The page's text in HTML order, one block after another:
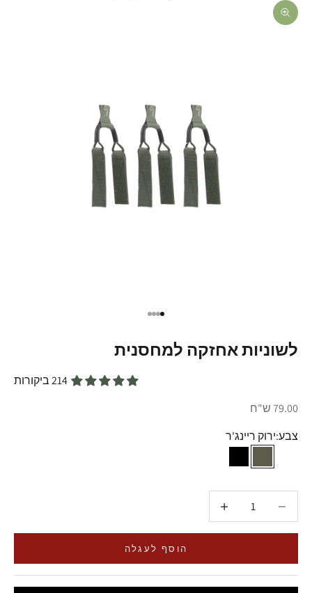
תקריב
עבור לפריט 1
עבור לפריט 2
עבור לפריט 3
עבור לפריט 4
לשוניות אחזקה למחסנית
214 ביקורות
מחיר מבצע
79.00 ש"ח
צבע:ירוק ריינג'ר
מדבריירוק ריינג'ר
שחור
הוסף לעגלה